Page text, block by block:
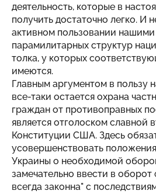
деятельность, которые в
получить достаточно легко. И
активном пользовании
парамилитарных структур
толка, у которых
имеются.
Главным аргументом в пользу
все-таки остается охрана
граждан от противоправных
является отголоском славной
Конституции США. Здесь
усовершенствовать
Украины о необходимой
замечательно ввести в
всегда законна" с